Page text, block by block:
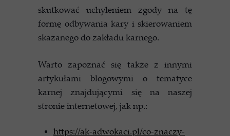
skutkować uchyleniem zgody na tę
formę odbywania kary i skierowaniem
skazanego do zakładu karnego.
Warto zapoznać się także z innymi
artykułami blogowymi o tematyce
karnej znajdującymi się na naszej
stronie internetowej, jak np.:
https://ak-adwokaci.pl/co-znaczy-